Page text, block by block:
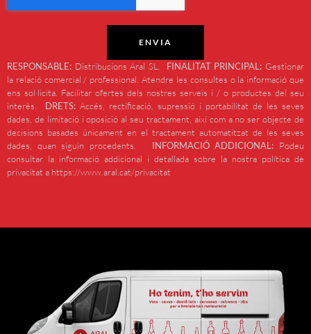
ENVIA
RESPONSABLE: Distribucions Aral SL. FINALITAT PRINCIPAL: Gestionar
la relació comercial / professional. Atendre les consultes o la informació que
ens sol·licita. Facilitar ofertes dels nostres serveis i / o productes del seu
interès. DRETS: Accés, rectificació, supressió i portabilitat de les seves
dades, de limitació i oposició al seu tractament, així com a no ser objecte de
decisions basades únicament en el tractament automatitzat de les seves
dades, quan siguin procedents. INFORMACIÓ ADDICIONAL: Podeu
consultar la informació addicional i detallada sobre la nostra política de
privacitat a https://www.aral.cat/privacitat